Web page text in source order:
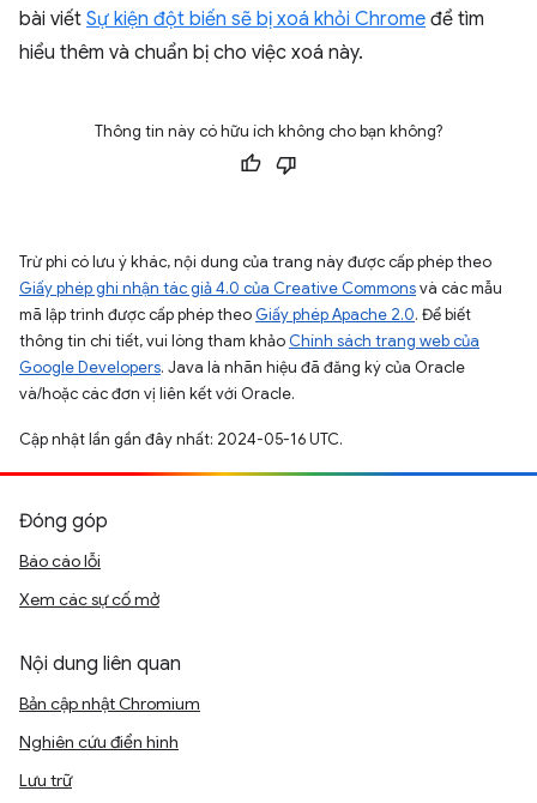
bài viết Sự kiện đột biến sẽ bị xoá khỏi Chrome để tìm
hiểu thêm và chuẩn bị cho việc xoá này.
Thông tin này có hữu ích không cho bạn không?
Trừ phi có lưu ý khác, nội dung của trang này được cấp phép theo
Giấy phép ghi nhận tác giả 4.0 của Creative Commonsvà các mẫu
mã lập trình được cấp phép theo Giấy phép Apache 2.0. Để biết
thông tin chi tiết, vui lòng tham khảo Chính sách trang web của
Google Developers. Java là nhãn hiệu đã đăng ký của Oracle
và/hoặc các đơn vị liên kết với Oracle.
Cập nhật lần gần đây nhất: 2024-05-16 UTC.
Đóng góp
Báo cáo lỗi
Xem các sự cố mở
Nội dung liên quan
Bản cập nhật Chromium
Nghiên cứu điển hình
Lưu trữ